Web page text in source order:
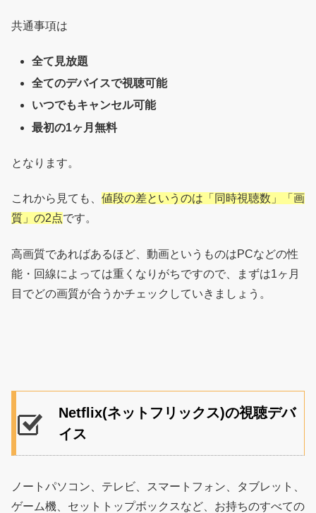
共通事項は
全て見放題
全てのデバイスで視聴可能
いつでもキャンセル可能
最初の1ヶ月無料
となります。
これから見ても、 値段の差というのは「同時視聴数」「画
質」の2点です。
高画質であればあるほど、動画というものはPCなどの性
能・回線によっては重くなりがちですので、まずは1ヶ月
目でどの画質が合うかチェックしていきましょう。
Netflix(ネットフリックス)の視聴デバ
イス
ノートパソコン、テレビ、スマートフォン、タブレット、
ゲーム機、セットトップボックスなど、お持ちのすべての